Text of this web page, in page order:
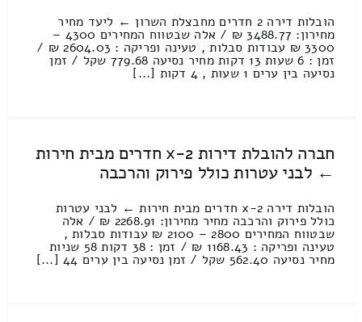
הובלות דירה 2 חדרים מחבצלת השרון ← ליעד מחיר
מחירון: 3488.77 ₪ / אלה שבטווח המחירים 4300 –
3300 ₪ עבודות סבלות , טעינה ופריקה : 2604.03 ₪ /
זמן : 6 שעות 13 דקות מחיר נסיעה 779.68 שקל / זמן
נסיעה בין ערים 1 שעות , 4 דקות [...]
חברה להובלת דירות 2-x חדרים מבית חירות
← לבני עטרות כולל פירוק והרכבה
הובלות דירה 2-x חדרים מבית חירות ← לבני עטרות
כולל פירוק והרכבה מחיר מחירון: 2268.91 ₪ / אלה
שבטווח המחירים 2800 – 2100 ₪ עבודות סבלות ,
טעינה ופריקה : 1168.43 ₪ / זמן : 38 דקות 58 שניות
מחיר נסיעה 562.40 שקל / זמן נסיעה בין ערים 44 [...]